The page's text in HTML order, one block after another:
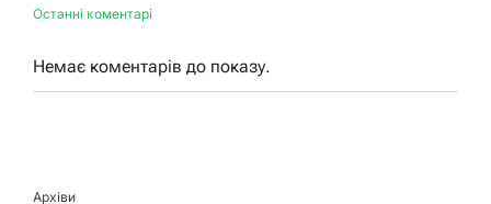
Останні коментарі
Немає коментарів до показу.
Архіви